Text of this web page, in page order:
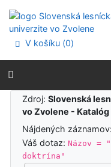
Prejsť na menu
Prehlásenie o
V košíku (0)
Výsledky
Zdroj:Slovenská
vo Zvolene -
Nájdených
Váš dotaz:Názov =
doktrína"